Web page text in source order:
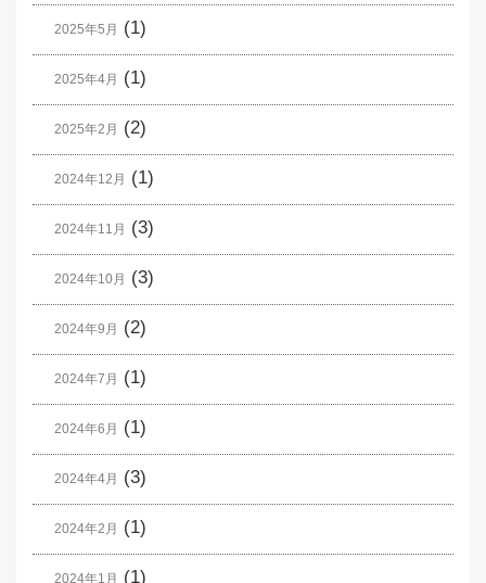
2025年5月 (1)
2025年4月 (1)
2025年2月 (2)
2024年12月 (1)
2024年11月 (3)
2024年10月 (3)
2024年9月 (2)
2024年7月 (1)
2024年6月 (1)
2024年4月 (3)
2024年2月 (1)
2024年1月 (1)